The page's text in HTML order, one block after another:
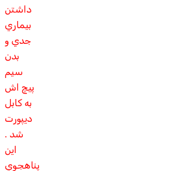
داشتن
بيماري
جدي و
بدن
سيم
پيچ اش
به کابل
ديپورت
شد .
اين
پناهجوي